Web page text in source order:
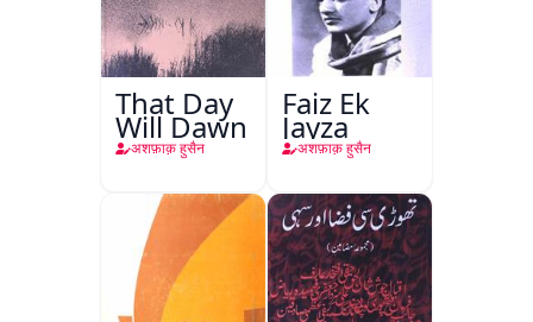
That Day
Will Dawn
अशफ़ाक़ हुसैन
Faiz Ek
Jayza
अशफ़ाक़ हुसैन